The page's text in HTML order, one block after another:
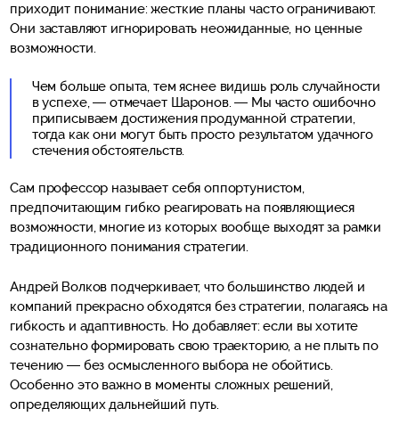
приходит понимание: жесткие планы часто ограничивают.
Они заставляют игнорировать неожиданные, но ценные
возможности.
Чем больше опыта, тем яснее видишь роль случайности
в успехе, — отмечает Шаронов. — Мы часто ошибочно
приписываем достижения продуманной стратегии,
тогда как они могут быть просто результатом удачного
стечения обстоятельств.
Сам профессор называет себя оппортунистом,
предпочитающим гибко реагировать на появляющиеся
возможности, многие из которых вообще выходят за рамки
традиционного понимания стратегии.
Андрей Волков подчеркивает, что большинство людей и
компаний прекрасно обходятся без стратегии, полагаясь на
гибкость и адаптивность. Но добавляет: если вы хотите
сознательно формировать свою траекторию, а не плыть по
течению — без осмысленного выбора не обойтись.
Особенно это важно в моменты сложных решений,
определяющих дальнейший путь.